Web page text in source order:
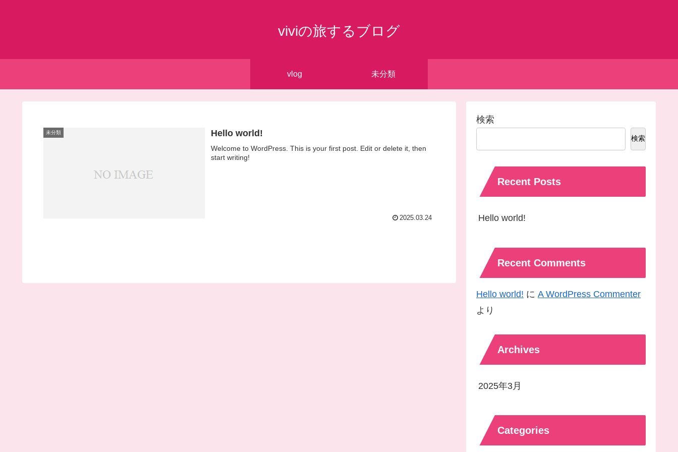
viviの旅するブログ
vlog 未分類
未分類 Hello world!
Welcome to WordPress. This is your first post. Edit or delete it, then
start writing!
2025.03.24
検索
検索
Recent Posts
Hello world!
Recent Comments
Hello world! に A WordPress Commenter
より
Archives
2025年3月
Categories